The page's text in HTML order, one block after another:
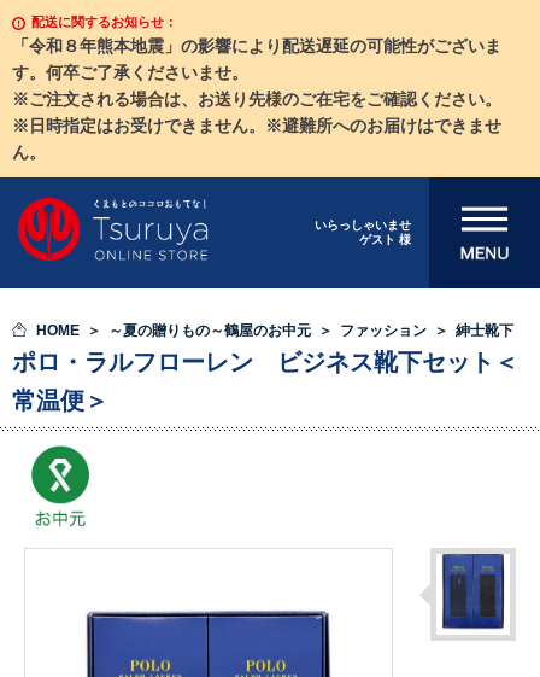
配送に関するお知らせ：
「令和８年熊本地震」の影響により配送遅延の可能性がございま
す。何卒ご了承くださいませ。
※ご注文される場合は、お送り先様のご在宅をご確認ください。
※日時指定はお受けできません。※避難所へのお届けはできませ
ん。
いらっしゃいませ
ゲスト 様
メニューを開
HOME ～夏の贈りもの～鶴屋のお中元 ファッション 紳士靴下
ポロ・ラルフローレン ビジネス靴下セット＜
常温便＞